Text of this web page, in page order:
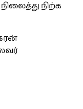
நிற்க